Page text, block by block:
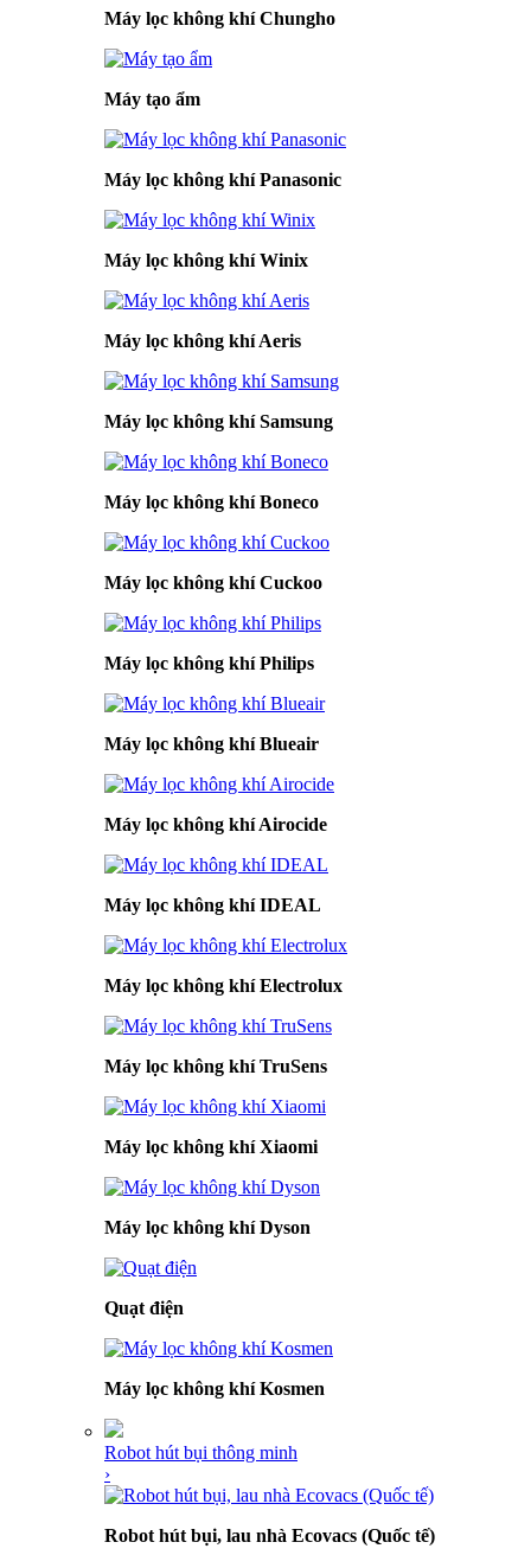
Máy lọc không khí Chungho
Máy tạo ẩm
Máy lọc không khí Panasonic
Máy lọc không khí Winix
Máy lọc không khí Aeris
Máy lọc không khí Samsung
Máy lọc không khí Boneco
Máy lọc không khí Cuckoo
Máy lọc không khí Philips
Máy lọc không khí Blueair
Máy lọc không khí Airocide
Máy lọc không khí IDEAL
Máy lọc không khí Electrolux
Máy lọc không khí TruSens
Máy lọc không khí Xiaomi
Máy lọc không khí Dyson
Quạt điện
Máy lọc không khí Kosmen
Robot hút bụi thông minh
›
Robot hút bụi, lau nhà Ecovacs (Quốc tế)